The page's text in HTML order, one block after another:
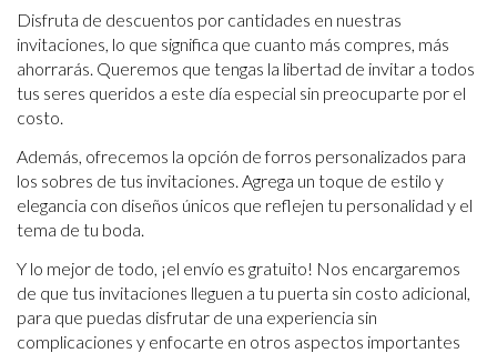
Disfruta de descuentos por cantidades en nuestras
invitaciones, lo que significa que cuanto más compres, más
ahorrarás. Queremos que tengas la libertad de invitar a todos
tus seres queridos a este día especial sin preocuparte por el
costo.
Además, ofrecemos la opción de forros personalizados para
los sobres de tus invitaciones. Agrega un toque de estilo y
elegancia con diseños únicos que reflejen tu personalidad y el
tema de tu boda.
Y lo mejor de todo, ¡el envío es gratuito! Nos encargaremos
de que tus invitaciones lleguen a tu puerta sin costo adicional,
para que puedas disfrutar de una experiencia sin
complicaciones y enfocarte en otros aspectos importantes